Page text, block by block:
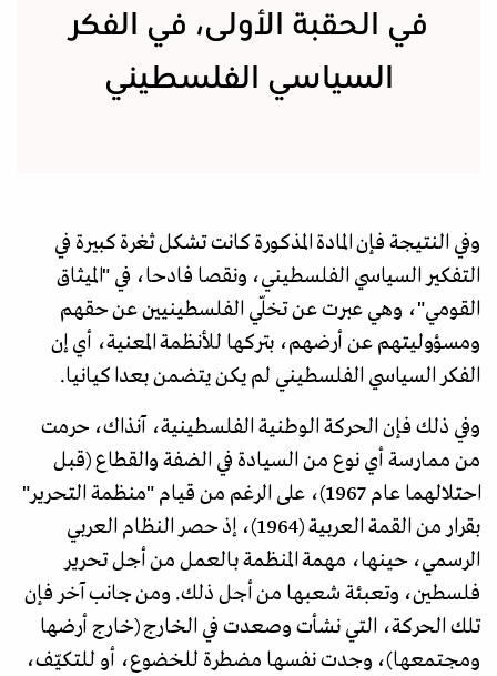
في الحقبة الأولى، في الفكر
السياسي الفلسطيني
وفي النتيجة فإن المادة المذكورة كانت تشكل ثغرة كبيرة في
التفكير السياسي الفلسطيني، ونقصا فادحا، في "الميثاق
القومي"، وهي عبرت عن تخلّي الفلسطينيين عن حقهم
ومسؤوليتهم عن أرضهم، بتركها للأنظمة المعنية، أي إن
الفكر السياسي الفلسطيني لم يكن يتضمن بعدا كيانيا.
وفي ذلك فإن الحركة الوطنية الفلسطينية، آنذاك، حرمت
من ممارسة أي نوع من السيادة في الضفة والقطاع (قبل
احتلالهما عام 1967)، على الرغم من قيام "منظمة التحرير"
بقرار من القمة العربية (1964)، إذ حصر النظام العربي
الرسمي، حينها، مهمة المنظمة بالعمل من أجل تحرير
فلسطين، وتعبئة شعبها من أجل ذلك. ومن جانب آخر فإن
تلك الحركة، التي نشأت وصعدت في الخارج (خارج أرضها
ومجتمعها)، وجدت نفسها مضطرة للخضوع، أو للتكيّف،